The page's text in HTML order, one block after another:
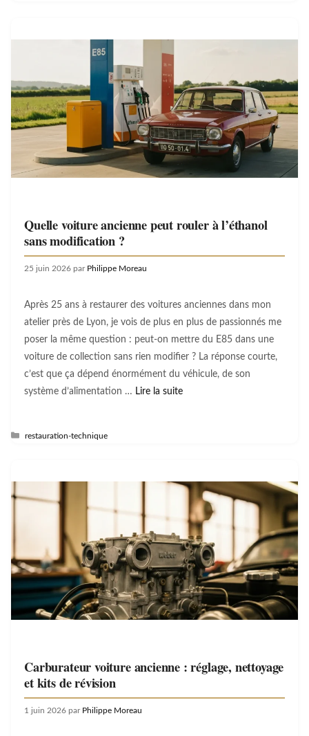
Quelle voiture ancienne peut rouler à l’éthanol
sans modification ?
25 juin 2026 par Philippe Moreau
Après 25 ans à restaurer des voitures anciennes dans mon
atelier près de Lyon, je vois de plus en plus de passionnés me
poser la même question : peut-on mettre du E85 dans une
voiture de collection sans rien modifier ? La réponse courte,
c’est que ça dépend énormément du véhicule, de son
système d’alimentation … Lire la suite
Catégories
restauration-technique
Carburateur voiture ancienne : réglage, nettoyage
et kits de révision
1 juin 2026 par Philippe Moreau